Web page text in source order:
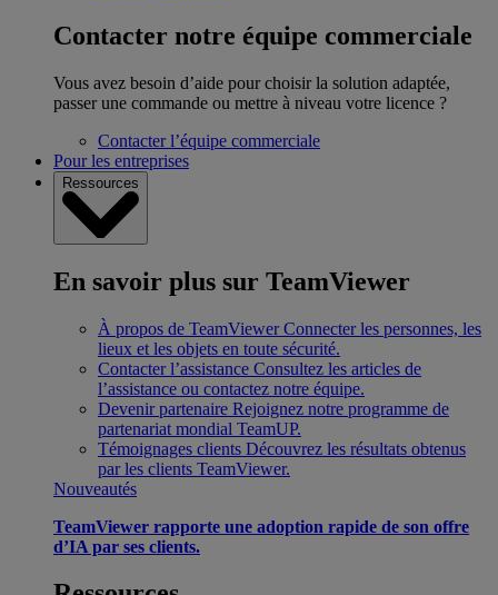
Contacter notre équipe commerciale
Vous avez besoin d’aide pour choisir la solution adaptée,
passer une commande ou mettre à niveau votre licence ?
Contacter l’équipe commerciale
Pour les entreprises
Ressources
En savoir plus sur TeamViewer
À propos de TeamViewer Connecter les personnes, les
lieux et les objets en toute sécurité.
Contacter l’assistance Consultez les articles de
l’assistance ou contactez notre équipe.
Devenir partenaire Rejoignez notre programme de
partenariat mondial TeamUP.
Témoignages clients Découvrez les résultats obtenus
par les clients TeamViewer.
Nouveautés
TeamViewer rapporte une adoption rapide de son offre
d’IA par ses clients.